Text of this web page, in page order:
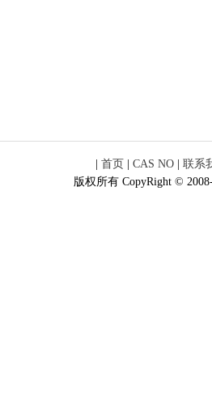
| 首页 | CAS NO | 联系
版权所有 CopyRight ©